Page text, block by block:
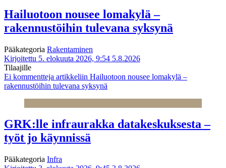
Hailuotoon nousee lomakylä –
rakennustöihin tulevana syksynä
Pääkategoria Rakentaminen
Kirjoitettu 5. elokuuta 2026, 9:54 5.8.2026
Tilaajille
Ei kommentteja artikkeliin Hailuotoon nousee lomakylä –
rakennustöihin tulevana syksynä
GRK:lle infraurakka datakeskuksesta –
työt jo käynnissä
Pääkategoria Infra